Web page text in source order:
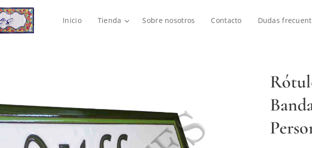
Inicio Tienda Sobre nosotros Contacto Dudas